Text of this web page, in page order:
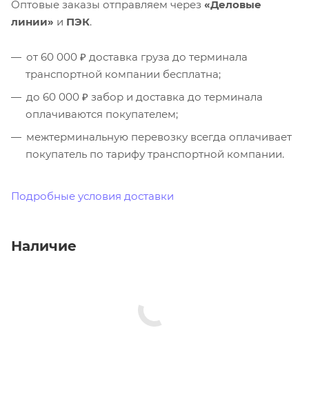
Оптовые заказы отправляем через «Деловые
линии» и ПЭК.
от 60 000 ₽ доставка груза до терминала
транспортной компании бесплатна;
до 60 000 ₽ забор и доставка до терминала
оплачиваются покупателем;
межтерминальную перевозку всегда оплачивает
покупатель по тарифу транспортной компании.
Подробные условия доставки
Наличие